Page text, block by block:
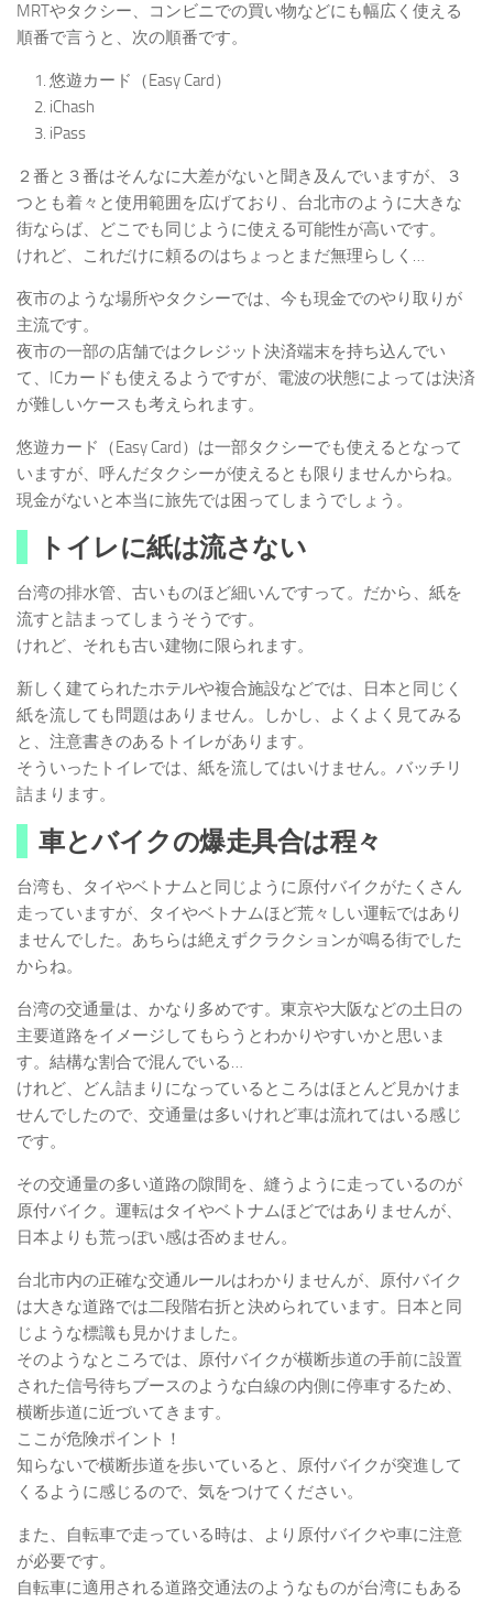
MRTやタクシー、コンビニでの買い物などにも幅広く使える
順番で言うと、次の順番です。
悠遊カード（Easy Card）
iChash
iPass
２番と３番はそんなに大差がないと聞き及んでいますが、３
つとも着々と使用範囲を広げており、台北市のように大きな
街ならば、どこでも同じように使える可能性が高いです。
けれど、これだけに頼るのはちょっとまだ無理らしく…
夜市のような場所やタクシーでは、今も現金でのやり取りが
主流です。
夜市の一部の店舗ではクレジット決済端末を持ち込んでい
て、ICカードも使えるようですが、電波の状態によっては決済
が難しいケースも考えられます。
悠遊カード（Easy Card）は一部タクシーでも使えるとなって
いますが、呼んだタクシーが使えるとも限りませんからね。
現金がないと本当に旅先では困ってしまうでしょう。
トイレに紙は流さない
台湾の排水管、古いものほど細いんですって。だから、紙を
流すと詰まってしまうそうです。
けれど、それも古い建物に限られます。
新しく建てられたホテルや複合施設などでは、日本と同じく
紙を流しても問題はありません。しかし、よくよく見てみる
と、注意書きのあるトイレがあります。
そういったトイレでは、紙を流してはいけません。バッチリ
詰まります。
車とバイクの爆走具合は程々
台湾も、タイやベトナムと同じように原付バイクがたくさん
走っていますが、タイやベトナムほど荒々しい運転ではあり
ませんでした。あちらは絶えずクラクションが鳴る街でした
からね。
台湾の交通量は、かなり多めです。東京や大阪などの土日の
主要道路をイメージしてもらうとわかりやすいかと思いま
す。結構な割合で混んでいる…
けれど、どん詰まりになっているところはほとんど見かけま
せんでしたので、交通量は多いけれど車は流れてはいる感じ
です。
その交通量の多い道路の隙間を、縫うように走っているのが
原付バイク。運転はタイやベトナムほどではありませんが、
日本よりも荒っぽい感は否めません。
台北市内の正確な交通ルールはわかりませんが、原付バイク
は大きな道路では二段階右折と決められています。日本と同
じような標識も見かけました。
そのようなところでは、原付バイクが横断歩道の手前に設置
された信号待ちブースのような白線の内側に停車するため、
横断歩道に近づいてきます。
ここが危険ポイント！
知らないで横断歩道を歩いていると、原付バイクが突進して
くるように感じるので、気をつけてください。
また、自転車で走っている時は、より原付バイクや車に注意
が必要です。
自転車に適用される道路交通法のようなものが台湾にもある